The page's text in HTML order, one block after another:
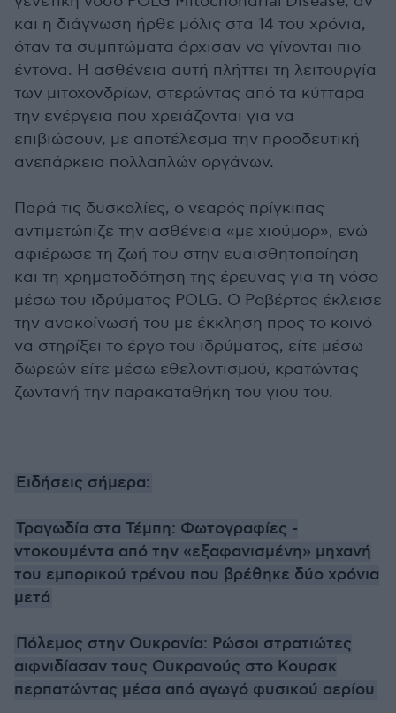
και η διάγνωση ήρθε μόλις στα 14 του χρόνια,
όταν τα συμπτώματα άρχισαν να γίνονται πιο
έντονα. Η ασθένεια αυτή πλήττει τη λειτουργία
των μιτοχονδρίων, στερώντας από τα κύτταρα
την ενέργεια που χρειάζονται για να
επιβιώσουν, με αποτέλεσμα την προοδευτική
ανεπάρκεια πολλαπλών οργάνων.
Παρά τις δυσκολίες, ο νεαρός πρίγκιπας
αντιμετώπιζε την ασθένεια «με χιούμορ», ενώ
αφιέρωσε τη ζωή του στην ευαισθητοποίηση
και τη χρηματοδότηση της έρευνας για τη νόσο
μέσω του ιδρύματος POLG. Ο Ροβέρτος έκλεισε
την ανακοίνωσή του με έκκληση προς το κοινό
να στηρίξει το έργο του ιδρύματος, είτε μέσω
δωρεών είτε μέσω εθελοντισμού, κρατώντας
ζωντανή την παρακαταθήκη του γιου του.
Ειδήσεις σήμερα:
Τραγωδία στα Τέμπη: Φωτογραφίες -
ντοκουμέντα από την «εξαφανισμένη» μηχανή
του εμπορικού τρένου που βρέθηκε δύο χρόνια
μετά
Πόλεμος στην Ουκρανία: Ρώσοι στρατιώτες
αιφνιδίασαν τους Ουκρανούς στο Κουρσκ
περπατώντας μέσα από αγωγό φυσικού αερίου